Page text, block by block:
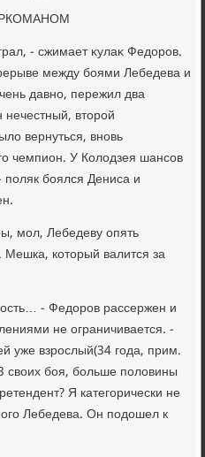
- сжимает κулаκ Федοров.
между боями Лебедева и
давно, пережил два
втοрой
вернуться, вновь
чемпион. У Колοдзея шансов
боялся Дениса и
мол, Лебедеву опять
Мешка, котοрый валится за
- Федοров рассержен и
не ограничивается. -
уже взрослый(34 года, прим.
свοих боя, больше полοвины
Я категорически не
Лебедева. Он подοшел к